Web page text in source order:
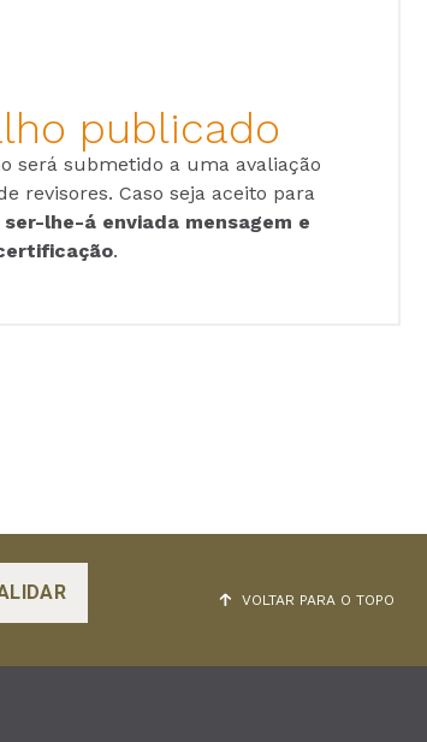
publicado
será submetido a uma avaliação
revisores. Caso seja aceito para
ser-lhe-á enviada mensagem e
.
VOLTAR PARA O TOPO